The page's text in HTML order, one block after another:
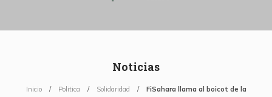
Noticias
Inicio Politica Solidaridad FiSahara llama al boicot de la